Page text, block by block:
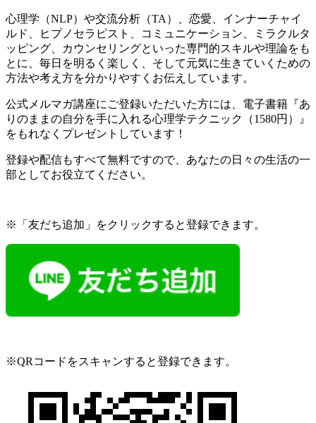
心理学（NLP）や交流分析（TA）、恋愛、インナーチャイ
ルド、ヒプノセラピスト、コミュニケーション、ミラクルタ
ッピング、カウンセリングといった専門的スキルや理論をも
とに、毎日を明るく楽しく、そして元気に生きていくための
方法や考え方を分かりやすくお伝えしています。
公式メルマガ講座にご登録いただいた方には、電子書籍『あ
りのままの自分を手に入れる心理学テクニック（1580円）』
をもれなくプレゼントしています！
登録や配信もすべて無料ですので、あなたの日々の生活の一
部としてお役立てください。
※「友だち追加」をクリックすると登録できます。
※QRコードをスキャンすると登録できます。